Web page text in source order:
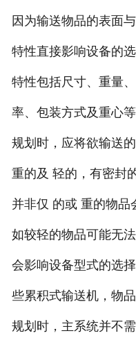
因为输送物品的表面
特性直接影响设备的
特性包括尺寸、重量
率、包装方式及重心
规划时，应将欲输送
重的及 轻的，有密封
并非仅 的或 重的物品
如较轻的物品可能无
会影响设备型式的选
些累积式输送机，物
规划时，主系统并不